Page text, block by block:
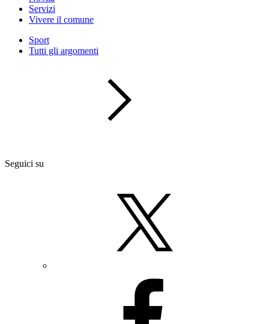
Servizi
Vivere il comune
Sport
Tutti gli argomenti
Seguici su